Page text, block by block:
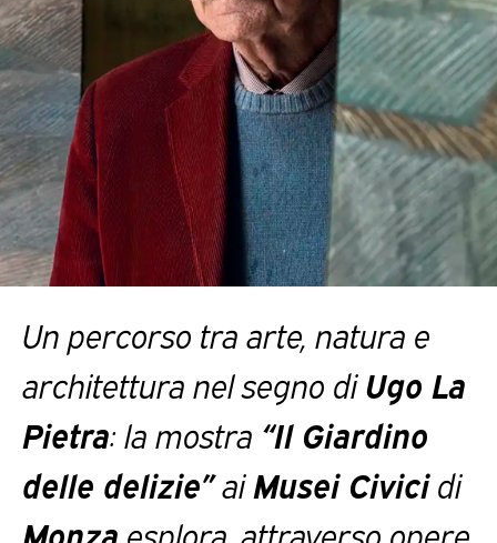
Un percorso tra arte, natura e
architettura nel segno diUgo La
Pietra: la mostra “Il Giardino
delle delizie”aiMusei Civicidi
Monza esplora, attraverso opere,